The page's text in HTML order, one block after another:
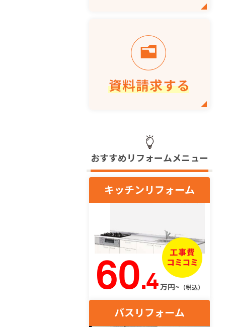
おすすめリフォームメニュー
キッチンリフォーム
60.4万円~ （税込）
バスリフォーム